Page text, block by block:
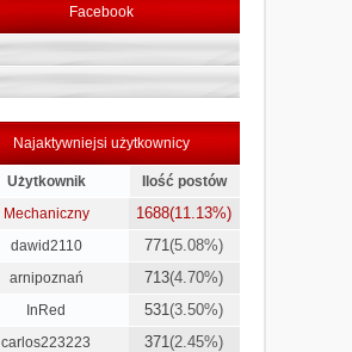
Facebook
Najaktywniejsi użytkownicy
Użytkownik
Ilość postów
Mechaniczny
1688(11.13%)
dawid2110 771(5.08%)
arnipoznań 713(4.70%)
InRed 531(3.50%)
carlos223223 371(2.45%)